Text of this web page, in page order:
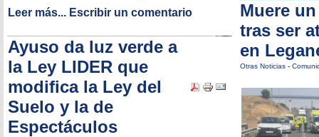
Leer más... Escribir un comentario
Ayuso da luz verde a
la Ley LIDER que
modifica la Ley del
Suelo y la de
Espectáculos
Muere
tras ser
en
Otras Noticias -